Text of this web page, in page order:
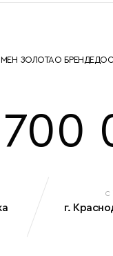
ЗОЛОТАО БРЕНДЕ
c
г.